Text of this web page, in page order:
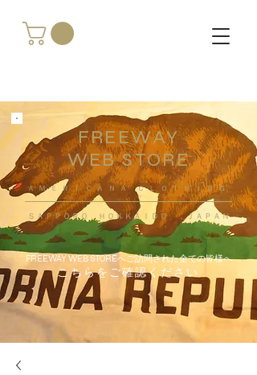
FREEWAY
WEB STORE
​ＡＭＥＲＩＣＡＮＡ ＣＬＯＴＨＩＮＧ
ＳＡＰＰＯＲＯ ＨＯＫＫＡＩＤＯ ，ＪＡＰＡＮ
FREEWAY WEB STOREへご訪問された全ての皆様へ
こちらをご確認ください